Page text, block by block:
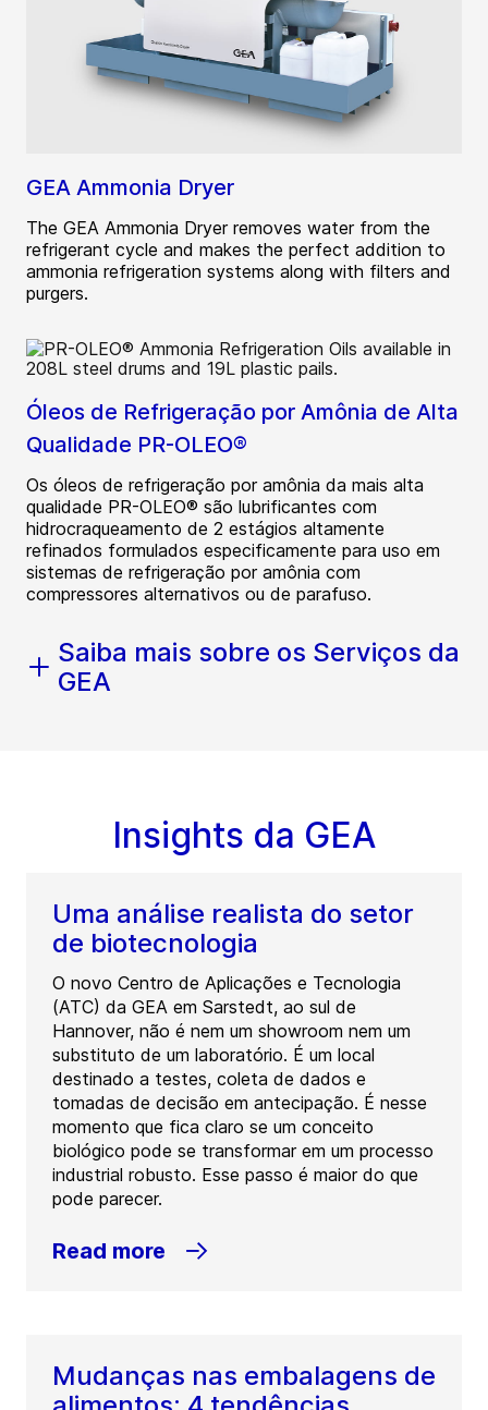
GEA Ammonia Dryer
The GEA Ammonia Dryer removes water from the
refrigerant cycle and makes the perfect addition to
ammonia refrigeration systems along with filters and
purgers.
Óleos de Refrigeração por Amônia de Alta
Qualidade PR-OLEO®
Os óleos de refrigeração por amônia da mais alta
qualidade PR-OLEO® são lubrificantes com
hidrocraqueamento de 2 estágios altamente
refinados formulados especificamente para uso em
sistemas de refrigeração por amônia com
compressores alternativos ou de parafuso.
Saiba mais sobre os Serviços da
GEA
Insights da GEA
Uma análise realista do setor
de biotecnologia
O novo Centro de Aplicações e Tecnologia
(ATC) da GEA em Sarstedt, ao sul de
Hannover, não é nem um showroom nem um
substituto de um laboratório. É um local
destinado a testes, coleta de dados e
tomadas de decisão em antecipação. É nesse
momento que fica claro se um conceito
biológico pode se transformar em um processo
industrial robusto. Esse passo é maior do que
pode parecer.
Read more
Mudanças nas embalagens de